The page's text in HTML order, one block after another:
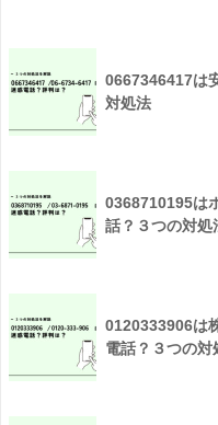
0667346417は
対処法
0368710195は
話？３つの対処
0120333906は
電話？３つの対